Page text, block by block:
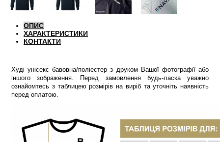
ОПИС
ХАРАКТЕРИСТИКИ
КОНТАКТИ
Худі унісекс бавовна/поліестер з друком Вашої фотографії або
іншого зображення. Перед замовлення будь-ласка уважно
ознайомтесь з таблицею розмірів на виріб та уточніть наявність
перед оплатою.